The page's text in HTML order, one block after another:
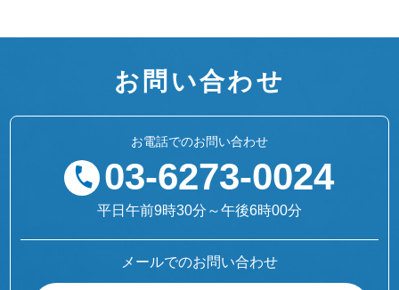
お問い合わせ
お電話でのお問い合わせ
03-6273-0024
平日午前9時30分～午後6時00分
メールでのお問い合わせ